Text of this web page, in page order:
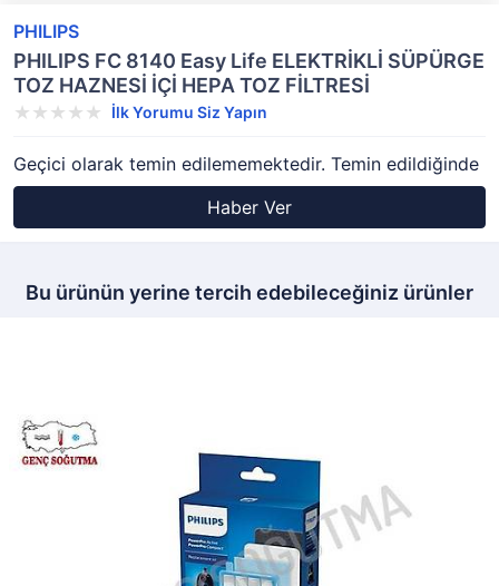
PHILIPS
PHILIPS FC 8140 Easy Life ELEKTRİKLİ SÜPÜRGE
TOZ HAZNESİ İÇİ HEPA TOZ FİLTRESİ
İlk Yorumu Siz Yapın
Geçici olarak temin edilememektedir. Temin edildiğinde
Haber Ver
Bu ürünün yerine tercih edebileceğiniz ürünler